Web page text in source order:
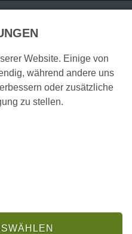
Website. Einige von
während andere uns
oder zusätzliche
zu stellen.